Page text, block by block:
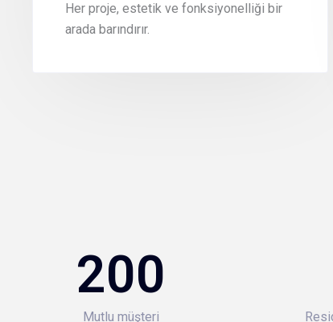
Her proje, estetik ve fonksiyonelliği bir
arada barındırır.
Mutlu müşteri
200